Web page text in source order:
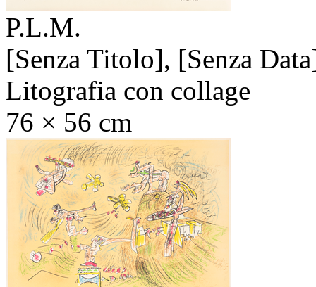
P.L.M.
[Senza Titolo], [Senza
Litografia con collage
76 × 56 cm